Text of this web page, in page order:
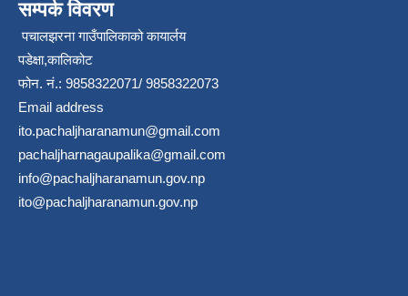
सम्पर्क विवरण
पचालझरना गाउँपालिकाको कायार्लय
पडेक्षा,कालिकोट
फोन. नं.: 9858322071/ 9858322073
Email address
ito.pachaljharanamun@gmail.com
pachaljharnagaupalika@gmail.com
info@pachaljharanamun.gov.np
ito@pachaljharanamun.gov.np